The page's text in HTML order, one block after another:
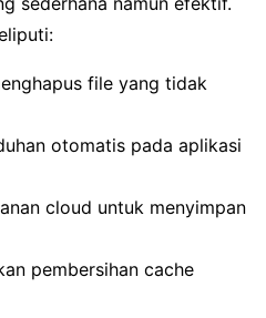
file yang tidak
otomatis pada aplikasi
cloud untuk menyimpan
pembersihan cache